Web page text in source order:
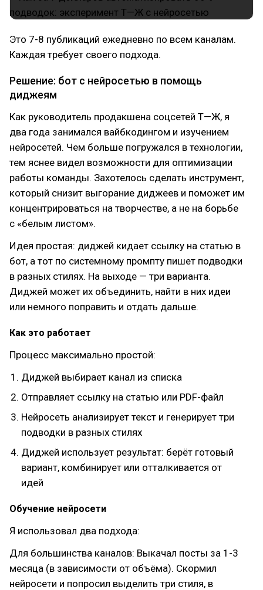
Это 7-8 публикаций ежедневно по всем каналам.
Каждая требует своего подхода.
Решение: бот с нейросетью в помощь
диджеям
Как руководитель продакшена соцсетей Т—Ж, я
два года занимался вайбкодингом и изучением
нейросетей. Чем больше погружался в технологии,
тем яснее видел возможности для оптимизации
работы команды. Захотелось сделать инструмент,
который снизит выгорание диджеев и поможет им
концентрироваться на творчестве, а не на борьбе
с «белым листом».
Идея простая: диджей кидает ссылку на статью в
бот, а тот по системному промпту пишет подводки
в разных стилях. На выходе — три варианта.
Диджей может их объединить, найти в них идеи
или немного поправить и отдать дальше.
Как это работает
Процесс максимально простой:
Диджей выбирает канал из списка
Отправляет ссылку на статью или PDF-файл
Нейросеть анализирует текст и генерирует три
подводки в разных стилях
Диджей использует результат: берёт готовый
вариант, комбинирует или отталкивается от
идей
Обучение нейросети
Я использовал два подхода:
Для большинства каналов: Выкачал посты за 1-3
месяца (в зависимости от объёма). Скормил
нейросети и попросил выделить три стиля, в